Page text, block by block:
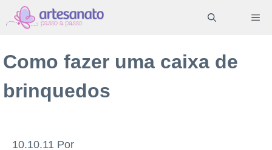
Pular
para
conteúdo
Como fazer uma caixa de
brinquedos
10.10.11 Por